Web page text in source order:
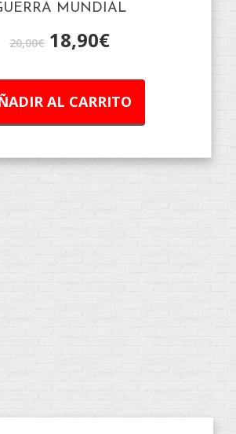
MUNDIAL
20,00€ 18,90€
AL CARRITO